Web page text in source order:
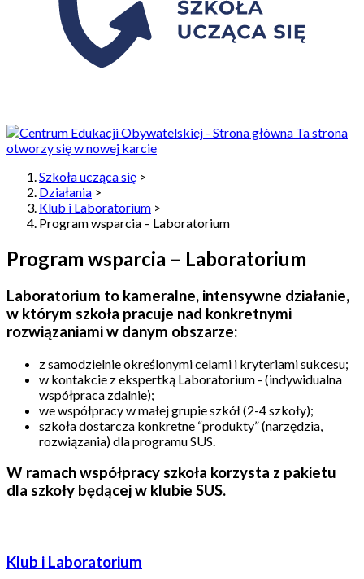
Ta strona
otworzy się w nowej karcie
Szkoła ucząca się >
Działania >
Klub i Laboratorium >
Program wsparcia – Laboratorium
Program wsparcia – Laboratorium
Laboratorium to kameralne, intensywne działanie,
w którym szkoła pracuje nad konkretnymi
rozwiązaniami w danym obszarze:
z samodzielnie określonymi celami i kryteriami sukcesu;
w kontakcie z ekspertką Laboratorium - (indywidualna
współpraca zdalnie);
we współpracy w małej grupie szkół (2-4 szkoły);
szkoła dostarcza konkretne “produkty” (narzędzia,
rozwiązania) dla programu SUS.
W ramach współpracy szkoła korzysta z pakietu
dla szkoły będącej w klubie SUS.
Klub i Laboratorium